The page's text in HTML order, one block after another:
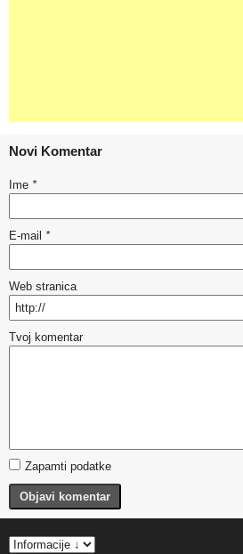
Novi Komentar
Ime *
E-mail *
Web stranica
Tvoj komentar
Zapamti podatke
Objavi komentar